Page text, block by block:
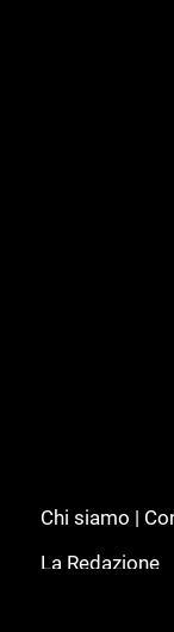
Chi siamo |
La Redazione